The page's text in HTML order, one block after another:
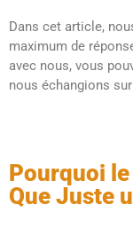
Dans cet article,
maximum de
avec nous, vous
nous échangions
Pourquoi
Que Juste